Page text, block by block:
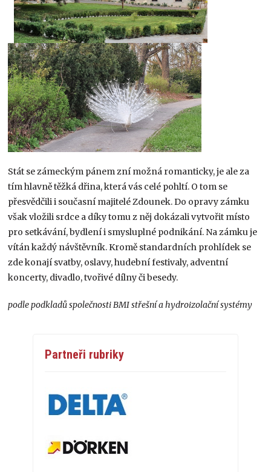
Stát se zámeckým pánem zní možná romanticky, je ale za
tím hlavně těžká dřina, která vás celé pohltí. O tom se
přesvědčili i současní majitelé Zdounek. Do opravy zámku
však vložili srdce a díky tomu z něj dokázali vytvořit místo
pro setkávání, bydlení i smysluplné podnikání. Na zámku je
vítán každý návštěvník. Kromě standardních prohlídek se
zde konají svatby, oslavy, hudební festivaly, adventní
koncerty, divadlo, tvořivé dílny či besedy.
podle podkladů společnosti BMI střešní a hydroizolační systémy
Partneři rubriky